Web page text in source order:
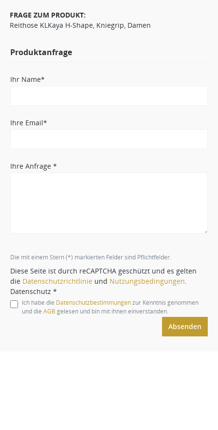
FRAGE ZUM PRODUKT:
Reithose KLKaya H-Shape, Kniegrip, Damen
Produktanfrage
Ihr Name*
Ihre Email*
Ihre Anfrage *
Die mit einem Stern (*) markierten Felder sind Pflichtfelder.
Diese Seite ist durch reCAPTCHA geschützt und es gelten
die Datenschutzrichtlinie und Nutzungsbedingungen
Datenschutz *
Ich habe die Datenschutzbestimmungenzur Kenntnis genommen
und die AGB gelesen und bin mit ihnen einverstanden.
Absenden